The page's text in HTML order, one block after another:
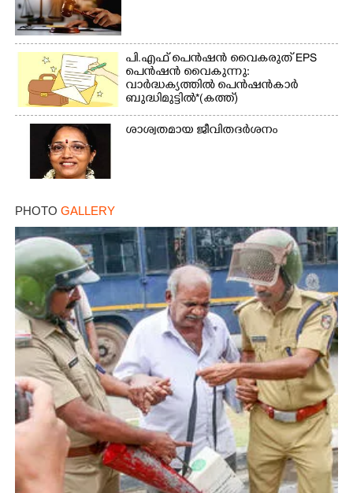
പി.എഫ് പെൻഷൻ വൈകരുത് EPS
പെൻഷൻ വൈകുന്നു:
വാർദ്ധക്യത്തിൽ പെൻഷൻകാർ
ബുദ്ധിമുട്ടിൽ*(കത്ത്)
ശാശ്വതമായ ജീവിതദർശനം
PHOTO GALLERY